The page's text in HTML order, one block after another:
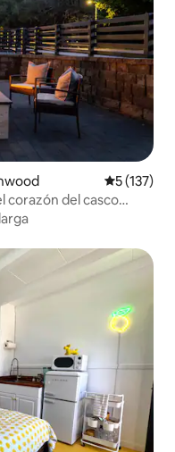
5 (137)
corazón del casco